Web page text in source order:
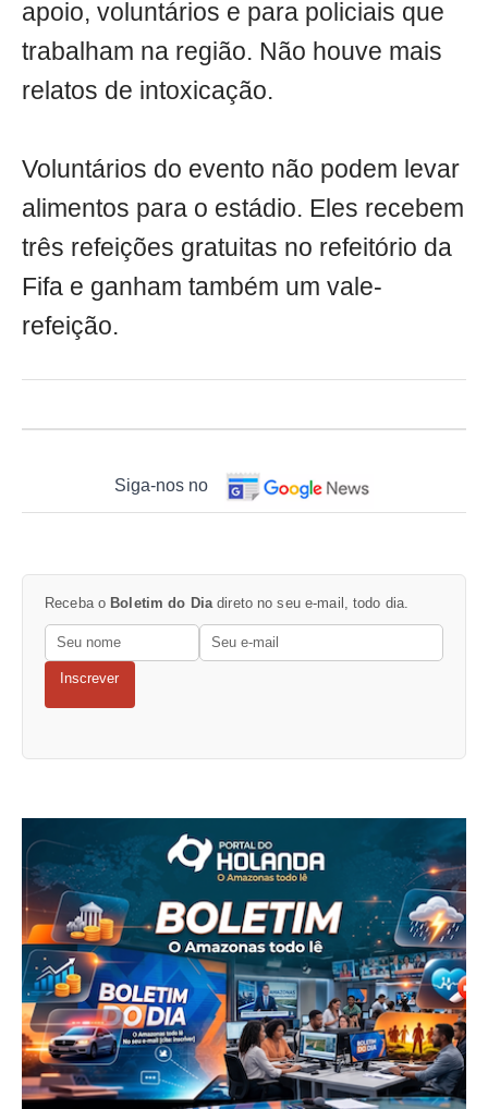
apoio, voluntários e para policiais que
trabalham na região. Não houve mais
relatos de intoxicação.
Voluntários do evento não podem levar
alimentos para o estádio. Eles recebem
três refeições gratuitas no refeitório da
Fifa e ganham também um vale-
refeição.
Siga-nos no
Receba o Boletim do Diadireto no seu e-mail, todo dia.
Inscrever